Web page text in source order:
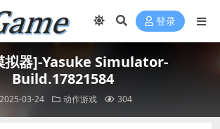
登录
拟器]-Yasuke Simulator-
Build.17821584
2025-03-24 动作游戏 304